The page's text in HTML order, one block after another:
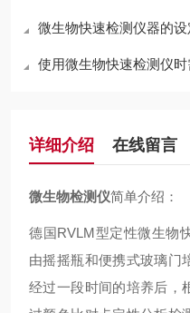
微生物快速检测仪器的
使用微生物快速检测仪
详细介绍 在线留言
微生物检测仪简单介绍：
德国RVLM型定性微生物
由摇摇瓶和便携式玻璃门
经过一段时间的培养后，